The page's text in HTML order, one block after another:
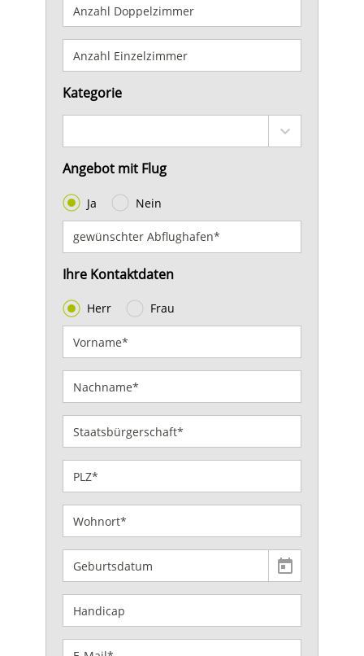
Kategorie
Angebot mit Flug
Ja Nein
Ihre Kontaktdaten
Herr Frau